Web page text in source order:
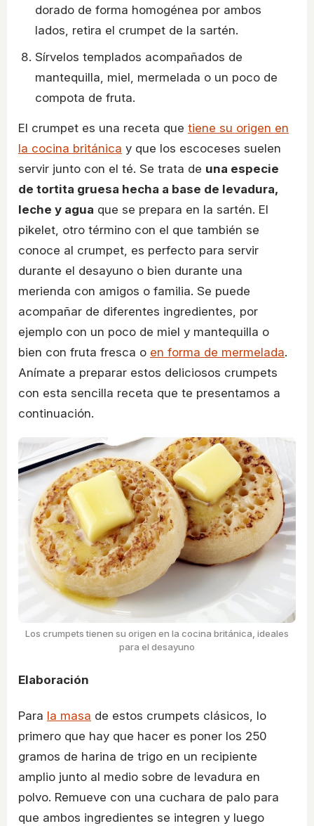
dorado de forma homogénea por ambos
lados, retira el crumpet de la sartén.
Sírvelos templados acompañados de
mantequilla, miel, mermelada o un poco de
compota de fruta.
El crumpet es una receta que tiene su origen en
la cocina británica y que los escoceses suelen
servir junto con el té. Se trata de una especie
de tortita gruesa hecha a base de levadura,
leche y agua que se prepara en la sartén. El
pikelet, otro término con el que también se
conoce al crumpet, es perfecto para servir
durante el desayuno o bien durante una
merienda con amigos o familia. Se puede
acompañar de diferentes ingredientes, por
ejemplo con un poco de miel y mantequilla o
bien con fruta fresca o en forma de mermelada.
Anímate a preparar estos deliciosos crumpets
con esta sencilla receta que te presentamos a
continuación.
Los crumpets tienen su origen en la cocina británica, ideales
para el desayuno
Elaboración
Para la masa de estos crumpets clásicos, lo
primero que hay que hacer es poner los 250
gramos de harina de trigo en un recipiente
amplio junto al medio sobre de levadura en
polvo. Remueve con una cuchara de palo para
que ambos ingredientes se integren y luego